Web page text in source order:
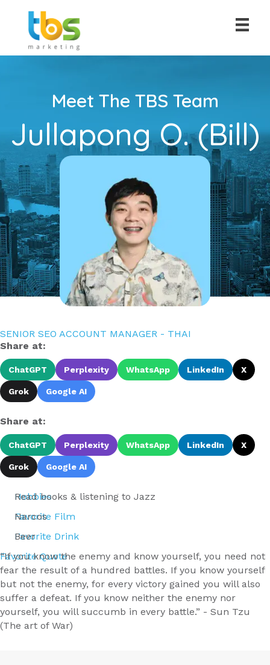
Meet The TBS Team
Jullapong O. (Bill)
SENIOR SEO ACCOUNT MANAGER - THAI
Share at:
ChatGPT Perplexity WhatsApp LinkedIn X
Grok Google AI
Share at:
ChatGPT Perplexity WhatsApp LinkedIn X
Grok Google AI
Hobbies
Read books & listening to Jazz
Favorite Film
Narcos
Favorite Drink
Beer
Favorite Quote
“If you know the enemy and know yourself, you need not
fear the result of a hundred battles. If you know yourself
but not the enemy, for every victory gained you will also
suffer a defeat. If you know neither the enemy nor
yourself, you will succumb in every battle.” - Sun Tzu
(The art of War)